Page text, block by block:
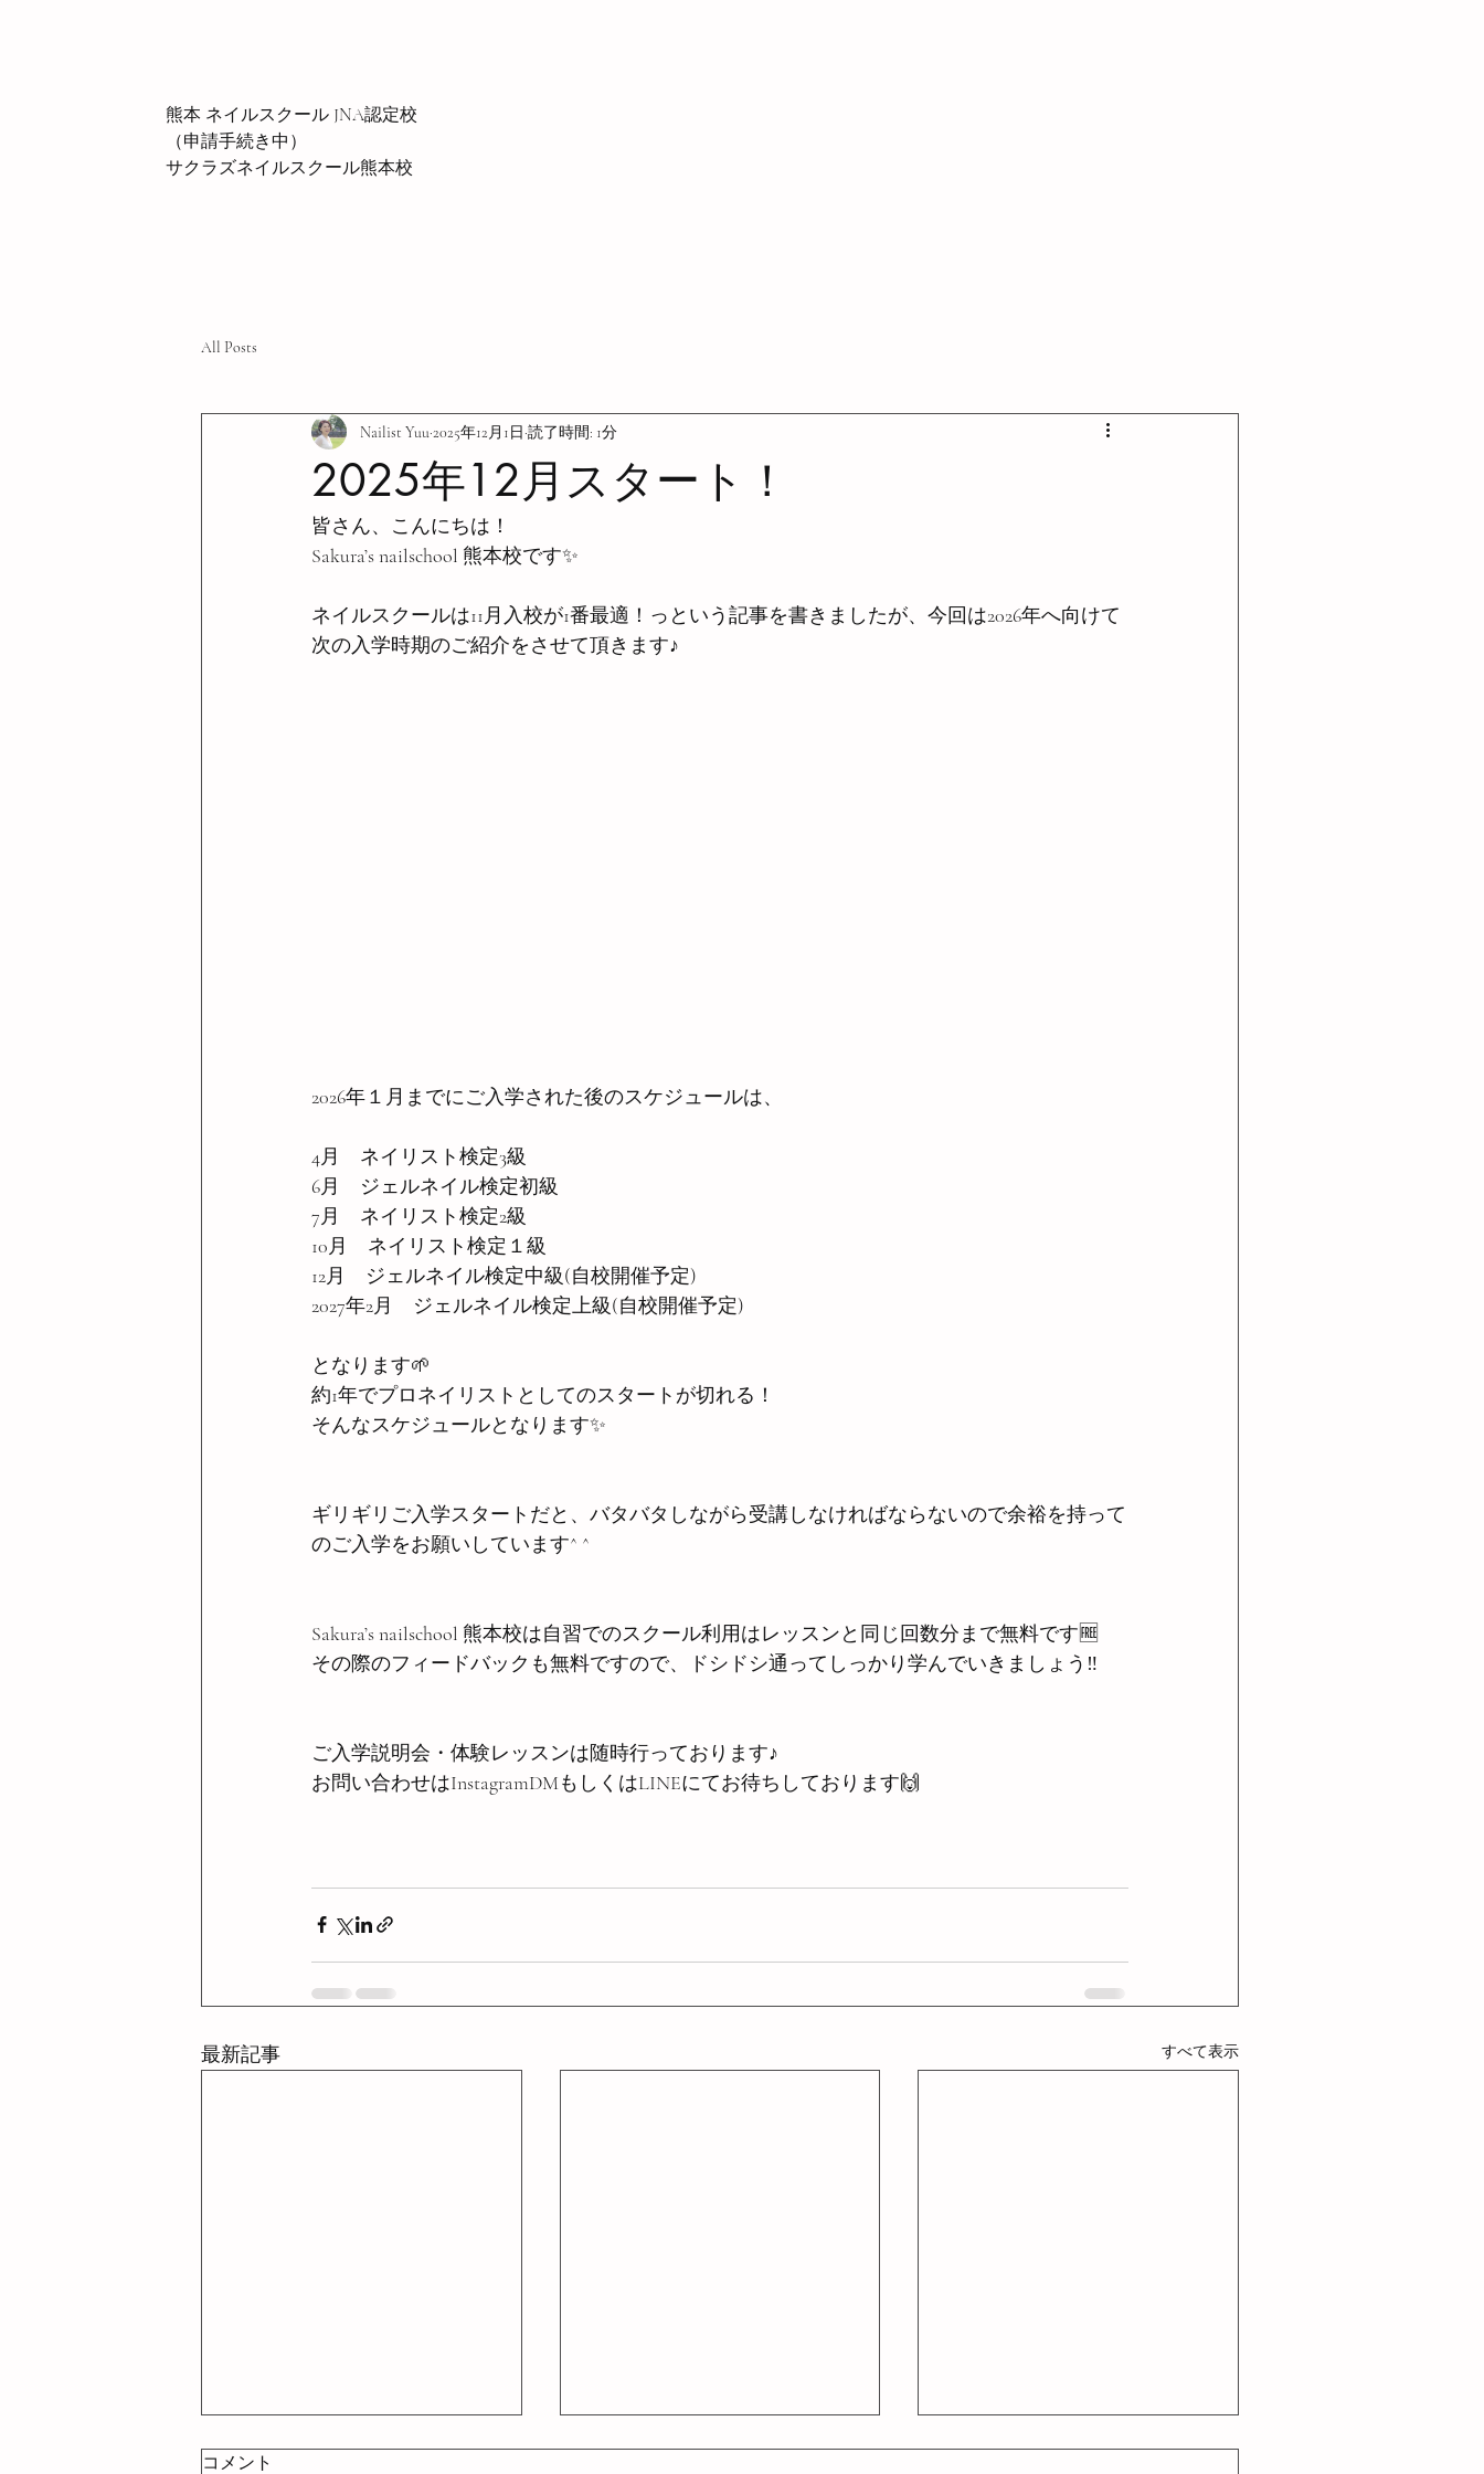
熊本 ネイルスクール JNA認定校
（申請手続き中）
サクラズネイルスクール熊本校
All Posts
2025年12月スタート！
Nailist Yuu2025年12月1日 読了時間: 1分
皆さん、こんにちは！
Sakura’s nailschool 熊本校です✨
ネイルスクールは11月入校が1番最適！っという記事を書きましたが、今回は2026年へ向けて
次の入学時期のご紹介をさせて頂きます♪
2026年１月までにご入学された後のスケジュールは、
4月　ネイリスト検定3級
6月　ジェルネイル検定初級
7月　ネイリスト検定2級
10月　ネイリスト検定１級
12月　ジェルネイル検定中級(自校開催予定)
2027年2月　ジェルネイル検定上級(自校開催予定)
となります🌱
約1年でプロネイリストとしてのスタートが切れる！
そんなスケジュールとなります✨
ギリギリご入学スタートだと、バタバタしながら受講しなければならないので余裕を持って
のご入学をお願いしています^ ^
Sakura’s nailschool 熊本校は自習でのスクール利用はレッスンと同じ回数分まで無料です🆓
その際のフィードバックも無料ですので、ドシドシ通ってしっかり学んでいきましょう‼︎
ご入学説明会・体験レッスンは随時行っております♪
お問い合わせはInstagramDMもしくはLINEにてお待ちしております🙌
最新記事 すべて表示
〜お支払いについて〜
コメント